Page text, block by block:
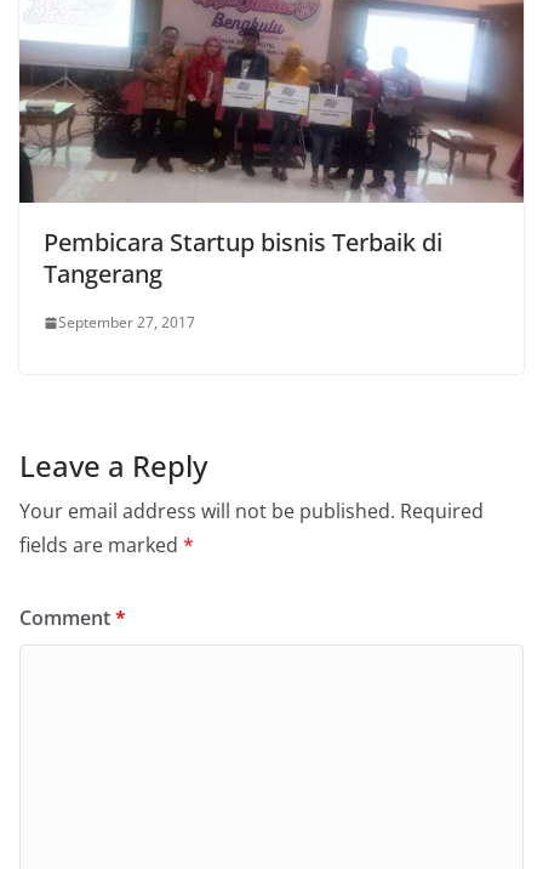
Pembicara Startup bisnis Terbaik di
Tangerang
September 27, 2017
Leave a Reply
Your email address will not be published. Required
fields are marked *
Comment*